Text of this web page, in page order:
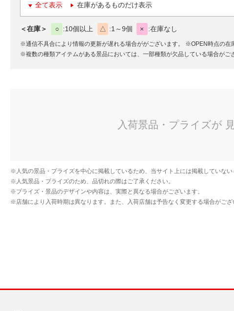
全て表示 在庫があるものだけ表示
＜在庫＞ ○ 10個以上 △ 1～9個 × 在庫なし
※通信不具合により情報の更新が遅れる場合ががございます。
※OPEN時点の在
※複数の種類アイテムがある景品においては、一部種類が欠品している場合がご